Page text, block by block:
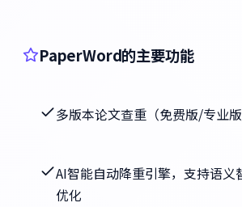
PaperWord的主要功能
多版本论文查重（免费版/专业版
AI智能自动降重引擎，支持语义
优化